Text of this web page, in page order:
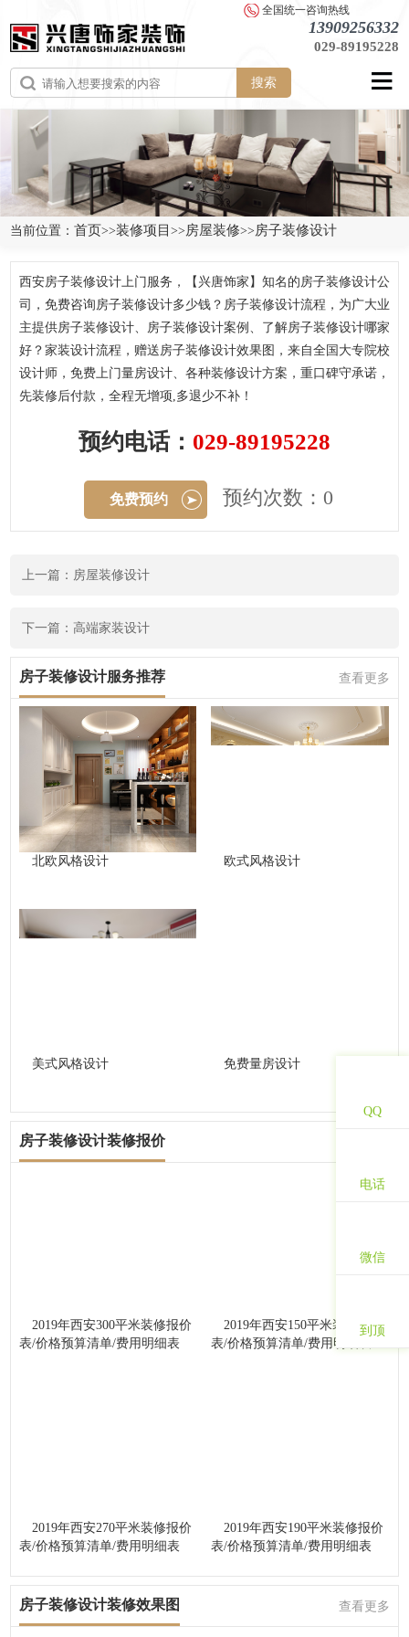
全国统一咨询热线
13909256332
029-89195228
搜索
当前位置：首页>>装修项目>>房屋装修>>房子装修设计
西安房子装修设计上门服务，【兴唐饰家】知名的房子装修设计公
司，免费咨询房子装修设计多少钱？房子装修设计流程，为广大业
主提供房子装修设计、房子装修设计案例、了解房子装修设计哪家
好？家装设计流程，赠送房子装修设计效果图，来自全国大专院校
设计师，免费上门量房设计、各种装修设计方案，重口碑守承诺，
先装修后付款，全程无增项,多退少不补！
预约电话： 029-89195228
免费预约 预约次数：0
上一篇：房屋装修设计
下一篇：高端家装设计
房子装修设计服务推荐 查看更多
北欧风格设计 欧式风格设计
美式风格设计 免费量房设计
房子装修设计装修报价
2019年西安300平米装修报价
表/价格预算清单/费用明细表
2019年西安150平米装修报价
表/价格预算清单/费用明细表
2019年西安270平米装修报价
表/价格预算清单/费用明细表
2019年西安190平米装修报价
表/价格预算清单/费用明细表
房子装修设计装修效果图 查看更多
QQ
电话
微信
到顶